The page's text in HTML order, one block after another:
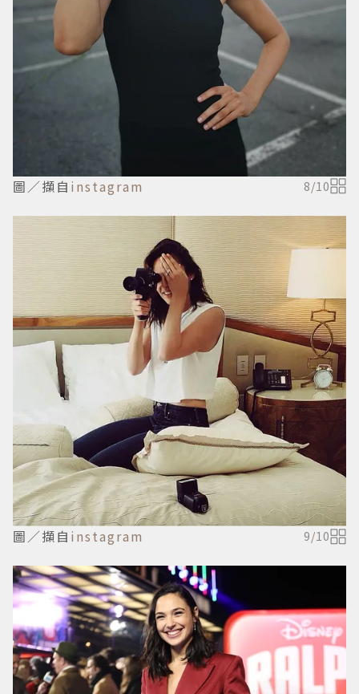
圖／擷自 instagram 8/10
圖／擷自 instagram 9/10